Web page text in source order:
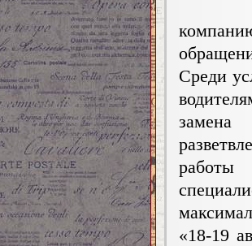
Среди
замена
работы
«18-19